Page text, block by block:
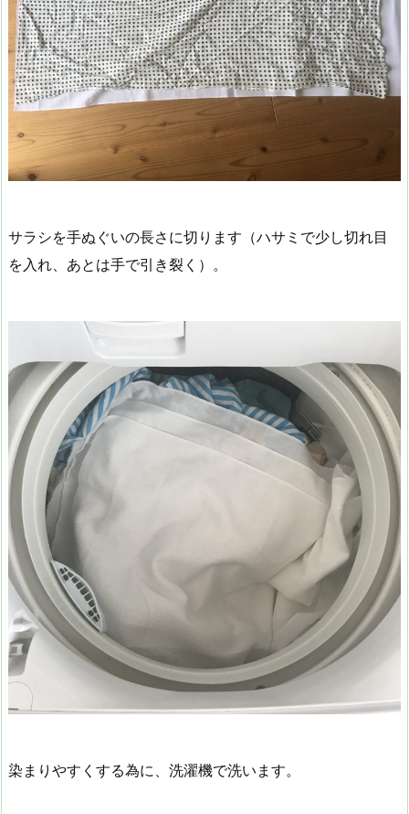
サラシを手ぬぐいの長さに切ります（ハサミで少し切れ目
を入れ、あとは手で引き裂く）。
染まりやすくする為に、洗濯機で洗います。